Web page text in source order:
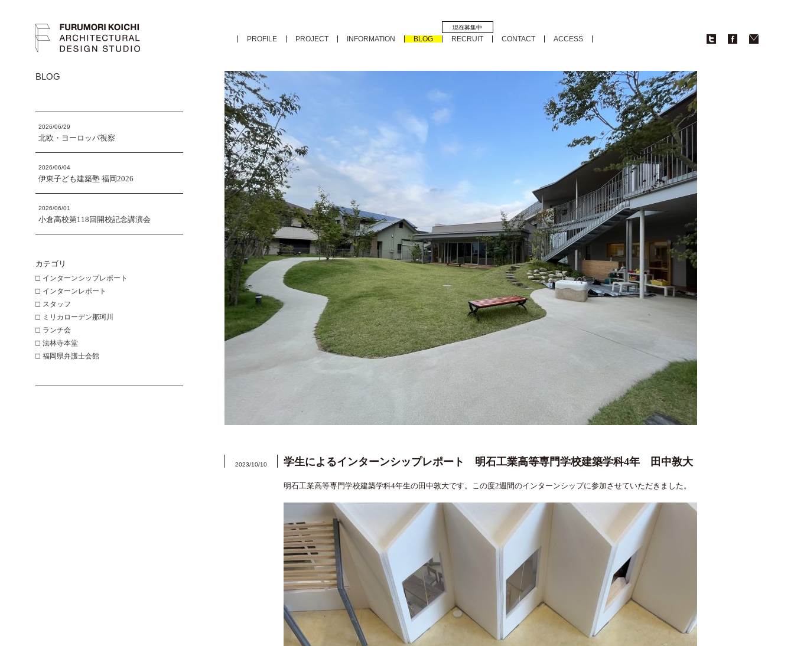
PROFILE PROJECT INFORMATION BLOG
現在募集中
RECRUIT CONTACT ACCESS
2023/10/10 学生によるインターンシップレポート 明石工業高等専門学校建築学科4年 田中敦大
明石工業高等専門学校建築学科4年生の田中敦大です。この度2週間のインターンシップに参加させていただきました。
BLOG
2026/06/29
北欧・ヨーロッパ視察
2026/06/04
伊東子ども建築塾 福岡2026
2026/06/01
小倉高校第118回開校記念講演会
カテゴリ
□ インターンシップレポート
□ インターンレポート
□ スタッフ
□ ミリカローデン那珂川
□ ランチ会
□ 法林寺本堂
□ 福岡県弁護士会館